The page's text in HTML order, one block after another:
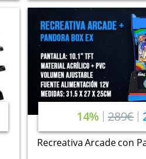
14% 289€
Recreativa Arcade con